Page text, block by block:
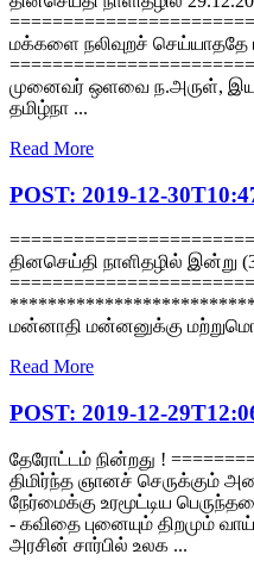
மக்களை நலிவுறச்
முனைவர் ஒளவை ந.அருள்,
தமிழ்நா ...
Read More
POST: 2019-12-
தினசெய்தி நாளிதழில் இன்று
மன்னாதி மன்னனுக்கு
Read More
POST: 2019-12-
தேரோட்டம் நின்றது !
திமிர்ந்த ஞானச் செருக்கும்
நேர்மைக்கு உரமூட்டிய
- கவிதை புனையும் திறமும்
அரசின் சார்பில் உலக ...